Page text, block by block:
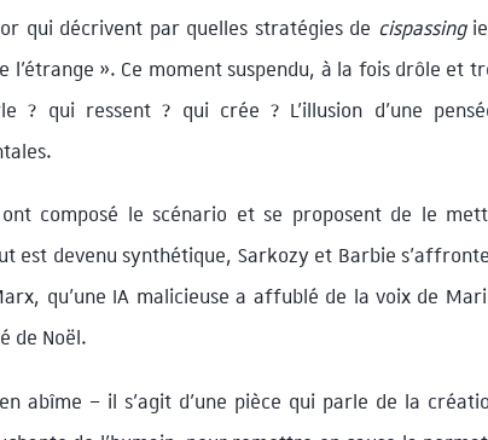
qui décrivent par quelles stratégies de cispassing
l’étrange ». Ce moment suspendu, à la fois drôle et
? qui ressent ? qui crée ? L’illusion d’une
ont composé le scénario et se proposent de le
est devenu synthétique, Sarkozy et Barbie
qu’une IA malicieuse a affublé de la voix de
de Noël.
abîme – il s’agit d’une pièce qui parle de la